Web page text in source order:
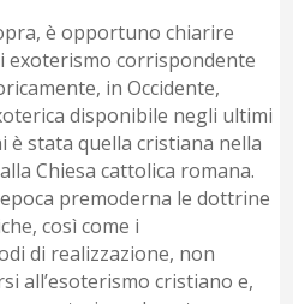
è opportuno chiarire
exoterismo corrispondente
in Occidente,
disponibile negli ultimi
è stata quella cristiana nella
Chiesa cattolica romana.
premoderna le dottrine
così come i
di realizzazione, non
all’esoterismo cristiano e,